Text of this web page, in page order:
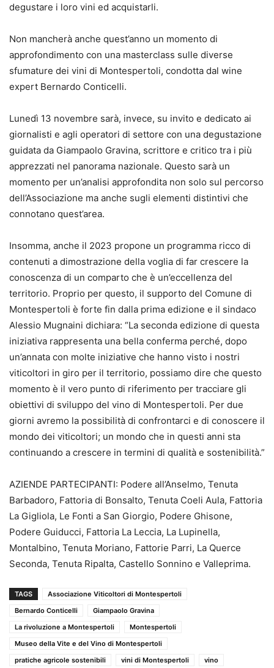
degustare i loro vini ed acquistarli.
Non mancherà anche quest’anno un momento di
approfondimento con una masterclass sulle diverse
sfumature dei vini di Montespertoli, condotta dal wine
expert Bernardo Conticelli.
Lunedì 13 novembre sarà, invece, su invito e dedicato ai
giornalisti e agli operatori di settore con una degustazione
guidata da Giampaolo Gravina, scrittore e critico tra i più
apprezzati nel panorama nazionale. Questo sarà un
momento per un’analisi approfondita non solo sul percorso
dell’Associazione ma anche sugli elementi distintivi che
connotano quest’area.
Insomma, anche il 2023 propone un programma ricco di
contenuti a dimostrazione della voglia di far crescere la
conoscenza di un comparto che è un’eccellenza del
territorio. Proprio per questo, il supporto del Comune di
Montespertoli è forte fin dalla prima edizione e il sindaco
Alessio Mugnaini dichiara: “La seconda edizione di questa
iniziativa rappresenta una bella conferma perché, dopo
un’annata con molte iniziative che hanno visto i nostri
viticoltori in giro per il territorio, possiamo dire che questo
momento è il vero punto di riferimento per tracciare gli
obiettivi di sviluppo del vino di Montespertoli. Per due
giorni avremo la possibilità di confrontarci e di conoscere il
mondo dei viticoltori; un mondo che in questi anni sta
continuando a crescere in termini di qualità e sostenibilità.”
AZIENDE PARTECIPANTI: Podere all’Anselmo, Tenuta
Barbadoro, Fattoria di Bonsalto, Tenuta Coeli Aula, Fattoria
La Gigliola, Le Fonti a San Giorgio, Podere Ghisone,
Podere Guiducci, Fattoria La Leccia, La Lupinella,
Montalbino, Tenuta Moriano, Fattorie Parri, La Querce
Seconda, Tenuta Ripalta, Castello Sonnino e Valleprima.
TAGS
Associazione Viticoltori di Montespertoli
Bernardo Conticelli
Giampaolo Gravina
La rivoluzione a Montespertoli
Montespertoli
Museo della Vite e del Vino di Montespertoli
pratiche agricole sostenibili
vini di Montespertoli vino